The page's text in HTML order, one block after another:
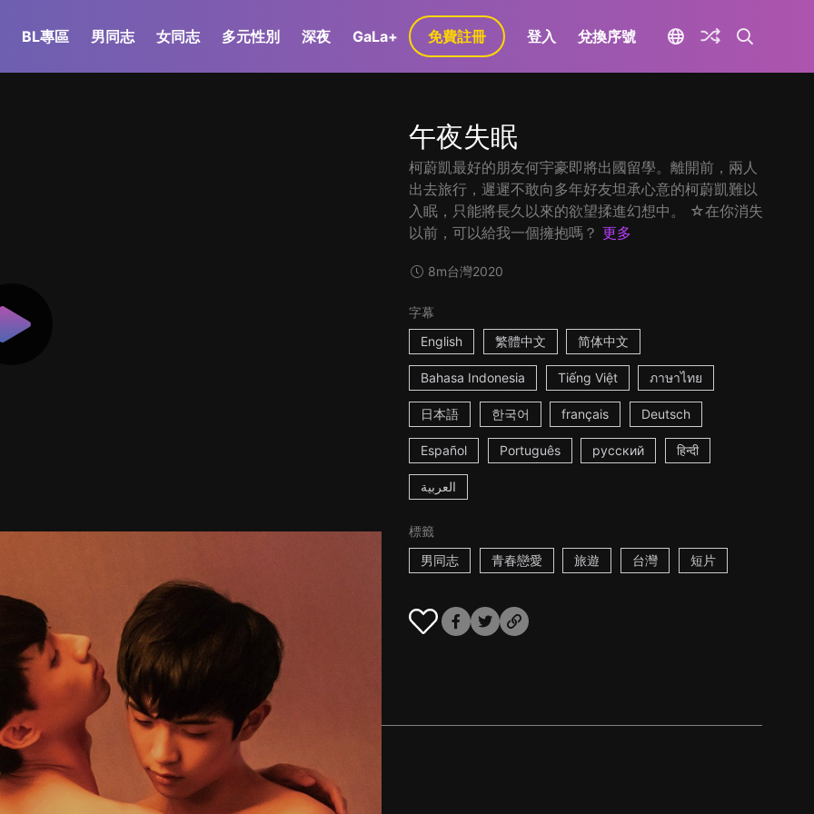
BL專區 男同志 女同志 多元性別 深夜 GaLa+ 免費註冊 登入 兌換序號
午夜失眠
柯蔚凱最好的朋友何宇豪即將出國留學。離開前，兩人
出去旅行，遲遲不敢向多年好友坦承心意的柯蔚凱難以
入眠，只能將長久以來的欲望揉進幻想中。 ☆在你消失
以前，可以給我一個擁抱嗎？ 更多
8m台灣2020
字幕
English
繁體中文 简体中文
Bahasa Indonesia Tiếng Việt ภาษาไทย
日本語 한국어 français Deutsch
Español Português русский हिन्दी
العربية
標籤
男同志
青春戀愛 旅遊 台灣 短片